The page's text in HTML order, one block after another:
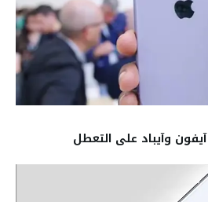
وآيباد على التعطل